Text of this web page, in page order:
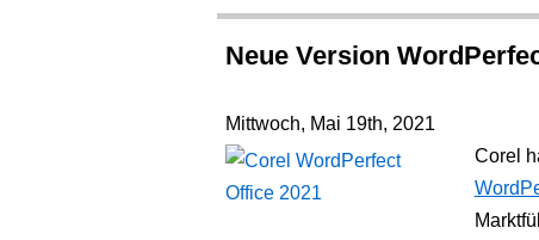
Neue Version
Mittwoch, Mai 19th, 2021
Corel